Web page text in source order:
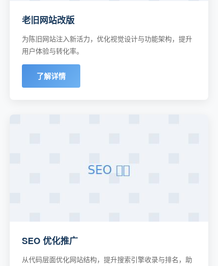
老旧网站改版
为陈旧网站注入新活力，优化视觉设计与功能架构，提升
用户体验与转化率。
了解详情
SEO 优化推广
从代码层面优化网站结构，提升搜索引擎收录与排名，助